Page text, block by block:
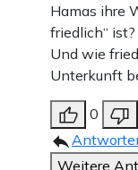
Hamas ihre
friedlich“ ist?
Und wie
Unterkunft
0
Weitere